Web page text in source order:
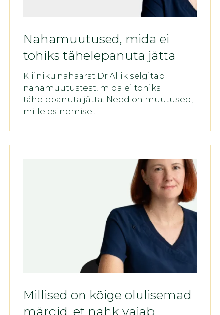
Nahamuutused, mida ei
tohiks tähelepanuta jätta
Kliiniku nahaarst Dr Allik selgitab
nahamuutustest, mida ei tohiks
tähelepanuta jätta. Need on muutused,
mille esinemise...
Millised on kõige olulisemad
märgid, et nahk vajab